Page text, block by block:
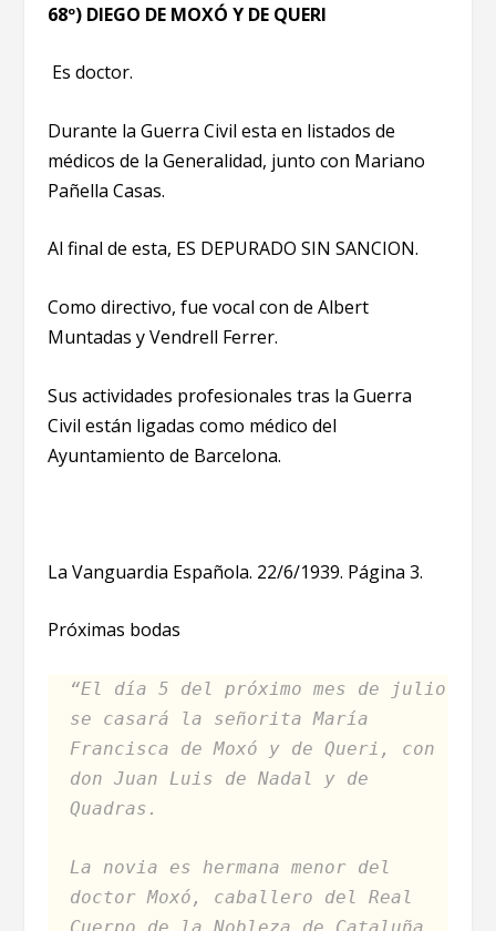
68º) DIEGO DE MOXÓ Y DE QUERI
Es doctor.
Durante la Guerra Civil esta en listados de
médicos de la Generalidad, junto con Mariano
Pañella Casas.
Al final de esta, ES DEPURADO SIN SANCION.
Como directivo, fue vocal con de Albert
Muntadas y Vendrell Ferrer.
Sus actividades profesionales tras la Guerra
Civil están ligadas como médico del
Ayuntamiento de Barcelona.
La Vanguardia Española. 22/6/1939. Página 3.
Próximas bodas
“El día 5 del próximo mes de julio
se casará la señorita María
Francisca de Moxó y de Queri, con
don Juan Luis de Nadal y de
Quadras.
La novia es hermana menor del
doctor Moxó, caballero del Real
Cuerpo de la Nobleza de Cataluña,